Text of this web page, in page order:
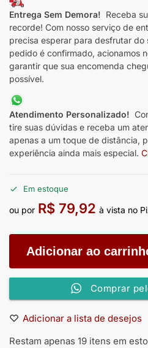
Entrega Sem Demora! Receba
recorde! Com nosso serviço de
precisa esperar para desfrutar do
pedido é confirmado, acionamos
garantir que sua encomenda
possível.
Atendimento Personalizado!
tire suas dúvidas e receba um
apenas a um toque de distância,
experiência ainda mais especial.
Em estoque
ou por R$ 79,92 à vista no
Adicionar ao
Comprar
Adicionar a lista de desejos
Restam apenas 19 itens em